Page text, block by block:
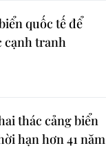
quốc tế để
cạnh tranh
thác cảng biển
hạn hơn 41 năm